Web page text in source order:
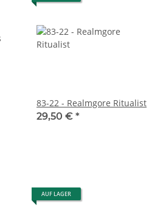
83-22 - Realmgore Ritualist
29,50 € *
AUF LAGER